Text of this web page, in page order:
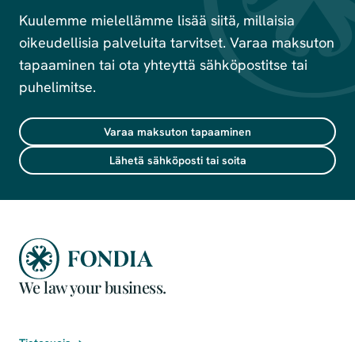
Kuulemme mielellämme lisää siitä, millaisia
oikeudellisia palveluita tarvitset. Varaa maksuton
tapaaminen tai ota yhteyttä sähköpostitse tai
puhelimitse.
Varaa maksuton tapaaminen
Lähetä sähköposti tai soita
We law your business.